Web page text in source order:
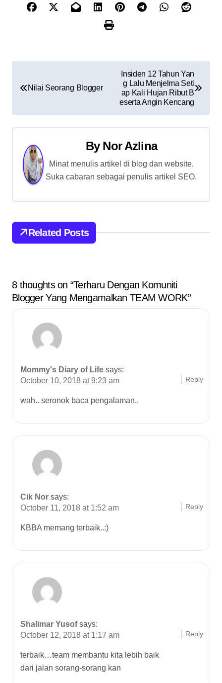
o
s
t
g
i
o
Nilai Seorang Blogger
Insiden 12 Tahun Yan
g Lalu Menjelma Seti
ap Kali Hujan Ribut B
eserta Angin Kencang
By Nor Azlina
Minat menulis artikel di blog dan website.
Suka cabaran sebagai penulis artikel SEO.
Related Posts
8 thoughts on “Terharu Dengan Komuniti
Blogger Yang Mengamalkan TEAM WORK”
Mommy's Diary of Life says:
October 10, 2018 at 9:23 am
wah.. seronok baca pengalaman..
Reply
Cik Nor says:
October 11, 2018 at 1:52 am
KBBA memang terbaik..:)
Reply
Shalimar Yusof says:
October 12, 2018 at 1:17 am
terbaik…team membantu kita lebih baik
dari jalan sorang-sorang kan
Reply